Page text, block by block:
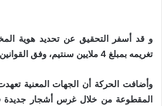
و قد أسفر التحقيق عن تحديد هوية
تغريمه بمبلغ 4 ملايين سنتيم، وفق القوانين البيئية المعمول بها.
وأضافت الحركة أن الجهات المعنية
المقطوعة من خلال غرس أشجار جديدة